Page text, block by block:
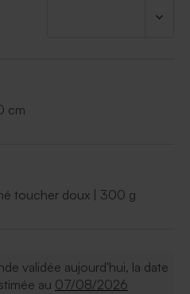
cm
toucher doux | 300 g
validée aujourd'hui, la date
au 07/08/2026